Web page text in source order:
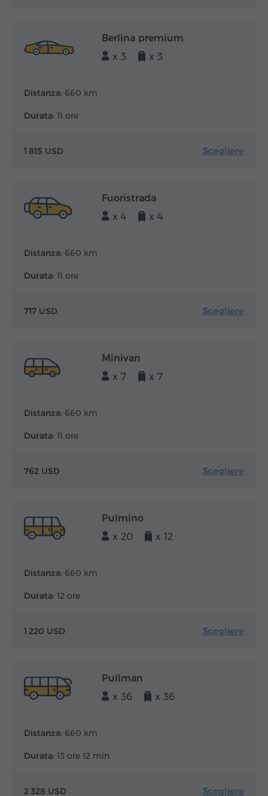
Berlina premium
x 3
x 3
Distanza: 660 km
Durata: 11 ore
1 815 USD Scegliere
Fuoristrada
x 4
x 4
Distanza: 660 km
Durata: 11 ore
717 USD Scegliere
Minivan
x 7
x 7
Distanza: 660 km
Durata: 11 ore
762 USD Scegliere
Pulmino
x 20
x 12
Distanza: 660 km
Durata: 12 ore
1 220 USD Scegliere
Pullman
x 36
x 36
Distanza: 660 km
Durata: 13 ore 12 min
2 328 USD Scegliere